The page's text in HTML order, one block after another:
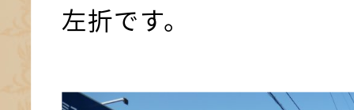
左折です。